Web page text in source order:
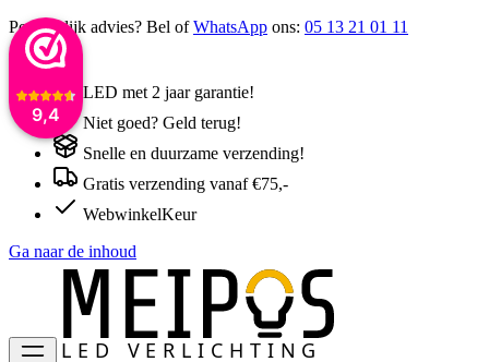
9,4
Persoonlijk advies? Bel ofWhatsApp ons: 05 13 21 01 11
LED met 2 jaar garantie!
Niet goed? Geld terug!
Snelle en duurzame verzending!
Gratis verzending vanaf €75,-
WebwinkelKeur
Ga naar de inhoud